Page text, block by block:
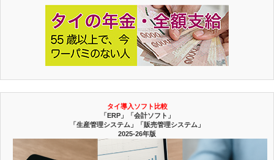
タイ導入ソフト比較
「ERP」「会計ソフト」
「生産管理システム」「販売管理システム」
2025-26年版